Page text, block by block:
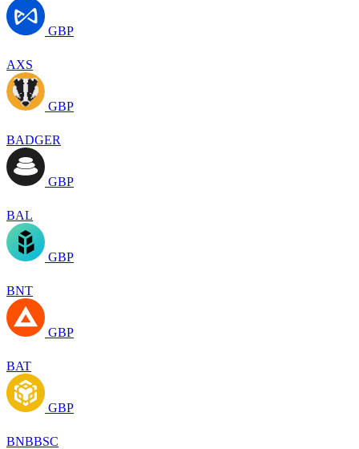
GBP
AXS
GBP
BADGER
GBP
BAL
GBP
BNT
GBP
BAT
GBP
BNBBSC